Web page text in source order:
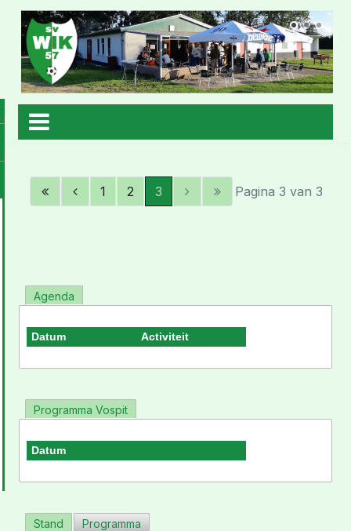
1 2 3 Pagina 3 van 3
Agenda
Datum Activiteit
Programma Vospit
Datum
Stand Programma